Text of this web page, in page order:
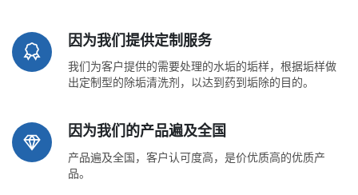
因为我们提供定制服务
我们为客户提供的需要处理的水垢的垢样，根据垢样做
出定制型的除垢清洗剂，以达到药到垢除的目的。
因为我们的产品遍及全国
产品遍及全国，客户认可度高，是价优质高的优质产
品。